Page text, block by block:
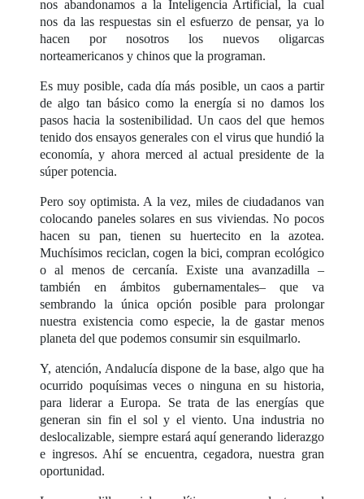
nos abandonamos a la Inteligencia Artificial, la cual
nos da las respuestas sin el esfuerzo de pensar, ya lo
hacen por nosotros los nuevos oligarcas
norteamericanos y chinos que la programan.
Es muy posible, cada día más posible, un caos a partir
de algo tan básico como la energía si no damos los
pasos hacia la sostenibilidad. Un caos del que hemos
tenido dos ensayos generales con el virus que hundió la
economía, y ahora merced al actual presidente de la
súper potencia.
Pero soy optimista. A la vez, miles de ciudadanos van
colocando paneles solares en sus viviendas. No pocos
hacen su pan, tienen su huertecito en la azotea.
Muchísimos reciclan, cogen la bici, compran ecológico
o al menos de cercanía. Existe una avanzadilla –
también en ámbitos gubernamentales– que va
sembrando la única opción posible para prolongar
nuestra existencia como especie, la de gastar menos
planeta del que podemos consumir sin esquilmarlo.
Y, atención, Andalucía dispone de la base, algo que ha
ocurrido poquísimas veces o ninguna en su historia,
para liderar a Europa. Se trata de las energías que
generan sin fin el sol y el viento. Una industria no
deslocalizable, siempre estará aquí generando liderazgo
e ingresos. Ahí se encuentra, cegadora, nuestra gran
oportunidad.